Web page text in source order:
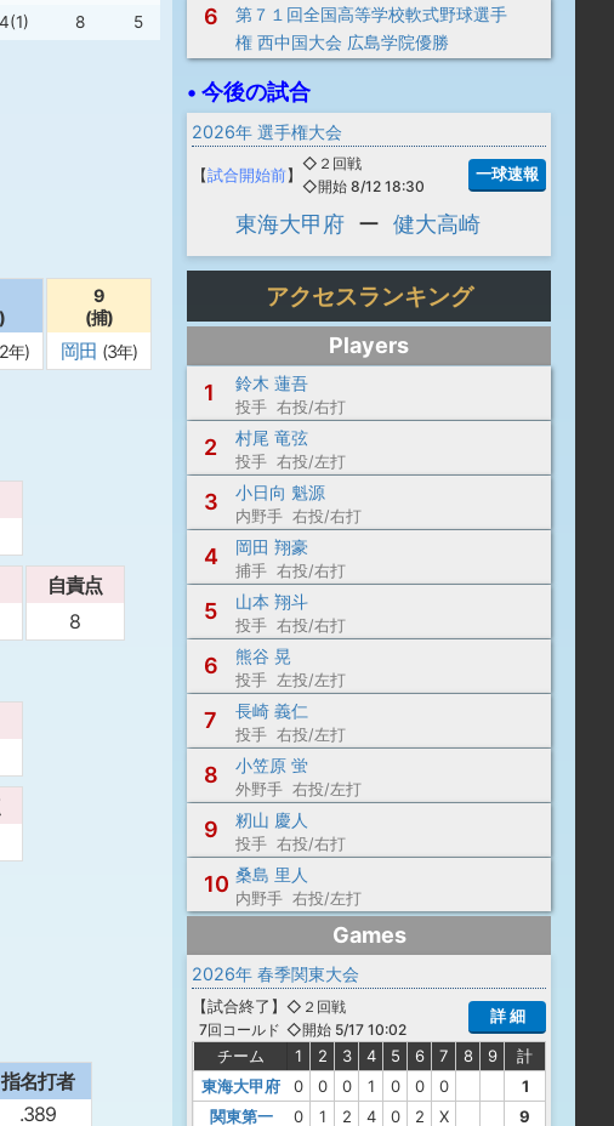
4(1) 8 5 1
年)
9
(捕)
岡田 (3年)
自責点
8
指名打者
.389
6
第７１回全国高等学校軟式野球選手
権 西中国大会 広島学院優勝
• 今後の試合
2026年 選手権大会
【試合開始前】
◇２回戦
◇開始 8/12 18:30
一球速報
東海大甲府 ー 健大高崎
アクセスランキング
Players
1
鈴木 蓮吾
投手 右投/右打
2 村尾 竜弦
投手 右投/左打
3 小日向 魁源
内野手 右投/右打
4 岡田 翔豪
捕手 右投/右打
5 山本 翔斗
投手 右投/右打
6 熊谷 晃
投手 左投/左打
7 長崎 義仁
投手 右投/左打
8 小笠原 蛍
外野手 右投/左打
9 籾山 慶人
投手 右投/右打
10 桑島 里人
内野手 右投/左打
Games
2026年 春季関東大会
【試合終了 】
7回コールド
◇２回戦
◇開始 5/17 10:02
詳 細
チーム 1 2 3 4 5 6 7 8 9
計
東海大甲府
0 0 0 1 0 0 0
1
関東第一
0 1 2 4 0 2 X
9